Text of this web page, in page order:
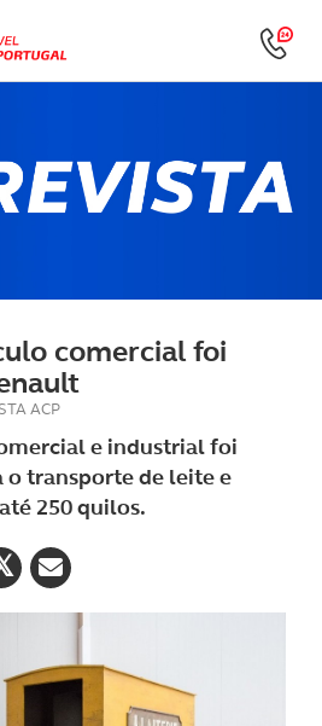
comercial foi
ACP
e industrial foi
o transporte de leite e
250 quilos.